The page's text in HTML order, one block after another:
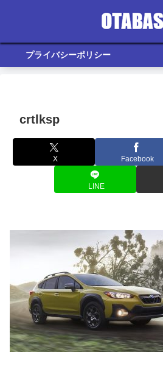
プライバシーポリシー
crtlksp
X Facebook
LINE